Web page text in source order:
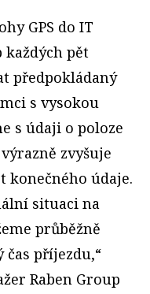
GPS do IT
každých pět
předpokládaný
s vysokou
s údaji o poloze
zvyšuje
konečného údaje.
situaci na
průběžně
příjezdu,“
Raben Group